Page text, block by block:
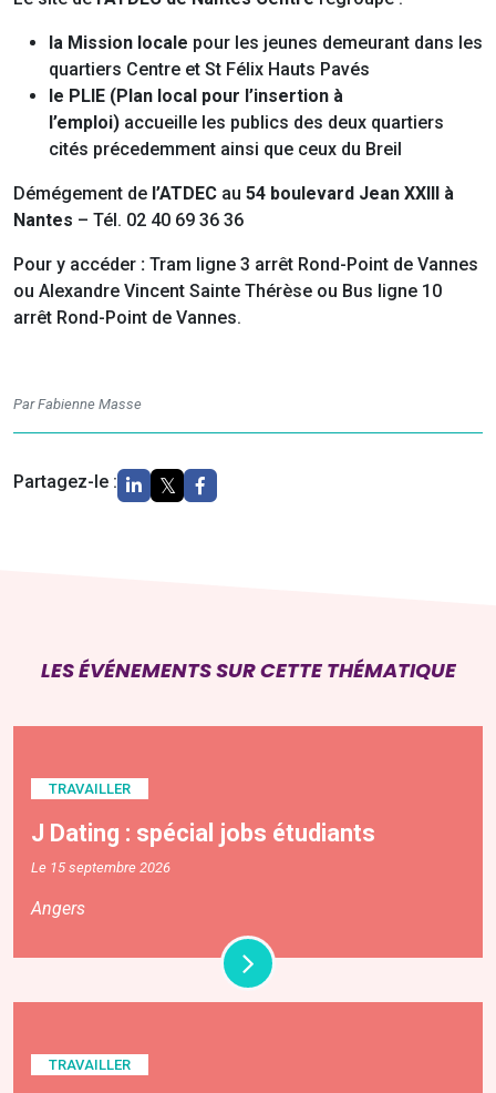
la Mission locale pour les jeunes demeurant dans les
quartiers Centre et St Félix Hauts Pavés
le PLIE (Plan local pour l’insertion à
l’emploi) accueille les publics des deux quartiers
cités précedemment ainsi que ceux du Breil
Démégement de l’ATDEC au 54 boulevard Jean XXIII à
Nantes – Tél. 02 40 69 36 36
Pour y accéder : Tram ligne 3 arrêt Rond-Point de Vannes
ou Alexandre Vincent Sainte Thérèse ou Bus ligne 10
arrêt Rond-Point de Vannes.
Par Fabienne Masse
Partagez-le :
LES ÉVÉNEMENTS SUR CETTE THÉMATIQUE
TRAVAILLER
J Dating : spécial jobs étudiants
Le 15 septembre 2026
Angers
TRAVAILLER